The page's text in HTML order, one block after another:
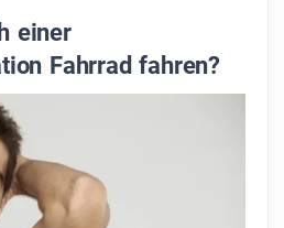
einer
Fahrrad fahren?